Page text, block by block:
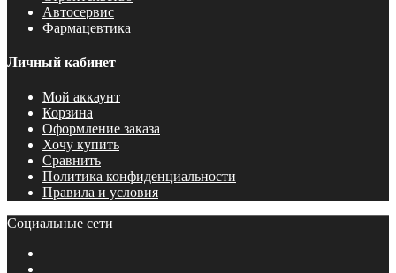
Автосервис
Фармацевтика
Личный кабинет
Мой аккаунт
Корзина
Оформление заказа
Хочу купить
Сравнить
Политика конфиденциальности
Правила и условия
Социальные сети